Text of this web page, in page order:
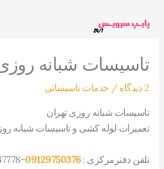
تاسیسات شبانه
2 دیدگاه / خدمات تاسیساتی
تاسیسات شبانه روزی تهران
تعمیرات لوله کشی و تاسیسات شبانه
تلفن دفترمرکزی :09129750376-22537778 سراسر تهران